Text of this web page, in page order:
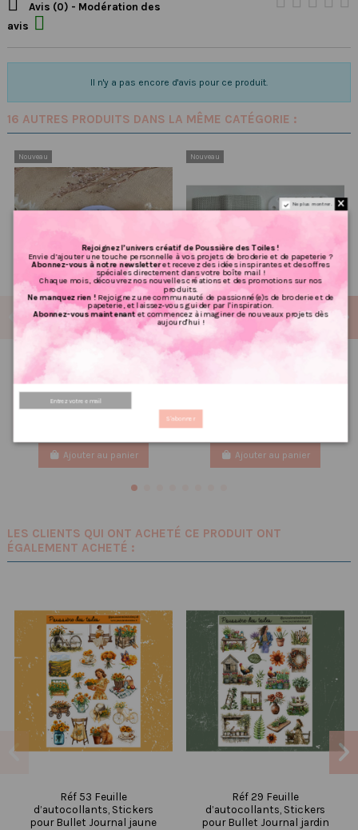
Avis (0) - Modération des
avis 
Il n'y a pas encore d'avis pour ce produit.
16 AUTRES PRODUITS DANS LA MÊME CATÉGORIE :
Nouveau
Poussière à aiguilles : Dé à
coudre
2,50 €
2.00 €
Ajouter au panier
Nouveau
Ajouter au panier
LES CLIENTS QUI ONT ACHETÉ CE PRODUIT ONT
ÉGALEMENT ACHETÉ :
Réf 53 Feuille
d’autocollants, Stickers
pour Bullet Journal jaune
Réf 29 Feuille
d’autocollants, Stickers
pour Bullet Journal jardin
Ne plus montrer.
Rejoignez l’univers créatif de Poussière des Toiles !
Envie d’ajouter une touche personnelle à vos projets de broderie et de papeterie ?
Abonnez-vous à notre newsletteret recevez des idées inspirantes et des offres
spéciales directement dans votre boîte mail !
Chaque mois, découvrez nos nouvelles créations et des promotions sur nos
produits.
Ne manquez rien !Rejoignez une communauté de passionné(e)s de broderie et de
papeterie, et laissez-vous guider par l'inspiration.
Abonnez-vous maintenantet commencez à imaginer de nouveaux projets dès
aujourd'hui !
S'abonner